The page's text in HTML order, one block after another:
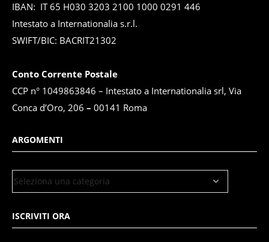
IBAN: IT 65 H030 3203 2100 1000 0291 446
Intestato a Internationalia s.r.l.
SWIFT/BIC: BACRIT21302
Conto Corrente Postale
CCP n° 1049863846 – Intestato a Internationalia srl, Via
Conca d’Oro, 206 – 00141 Roma
ARGOMENTI
ISCRIVITI ORA